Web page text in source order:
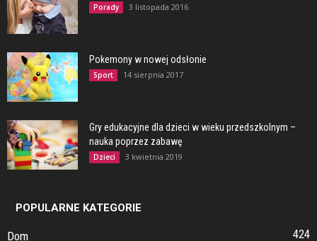
Porady 3 listopada 2016
Pokemony w nowej odsłonie
Sport 14 sierpnia 2017
Gry edukacyjne dla dzieci w wieku przedszkolnym –
nauka poprzez zabawę
Dzieci 3 kwietnia 2019
POPULARNE KATEGORIE
Dom 424